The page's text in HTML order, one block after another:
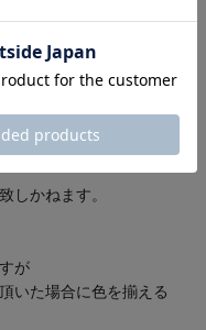
意事項
います。
がある場合がございま
の範囲内になりますの
しかねます。
が
いた場合に色を揃える